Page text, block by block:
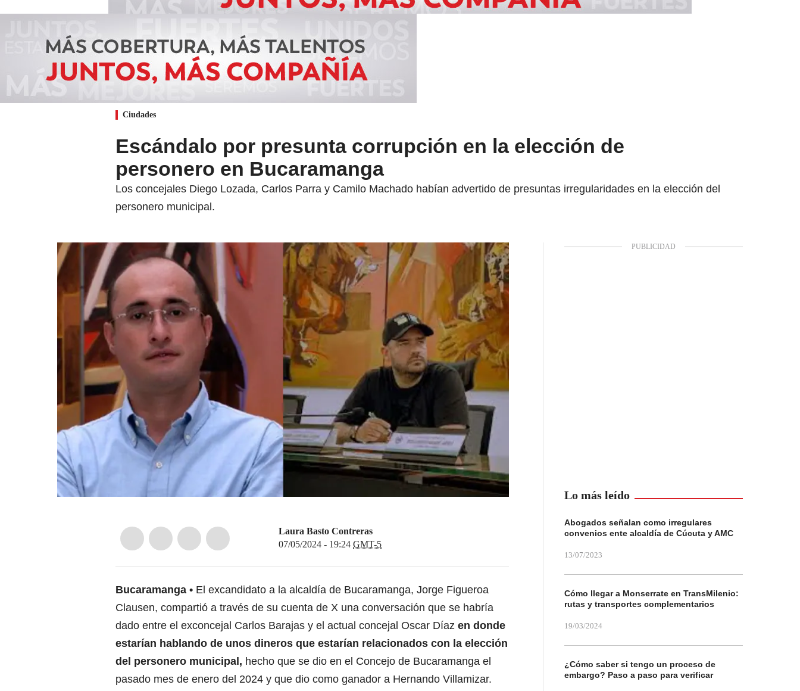
Ciudades
Escándalo por presunta corrupción en la elección de
personero en Bucaramanga
Los concejales Diego Lozada, Carlos Parra y Camilo Machado habían advertido de presuntas irregularidades en la elección del
personero municipal.
Laura Basto Contreras
07/05/2024 - 19:24 GMT-5
Bucaramanga
El excandidato a la alcaldía de Bucaramanga, Jorge Figueroa
Clausen, compartió a través de su cuenta de X una conversación que se habría
dado entre el exconcejal Carlos Barajas y el actual concejal Oscar Díaz en donde
estarían hablando de unos dineros que estarían relacionados con la elección
del personero municipal, hecho que se dio en el Concejo de Bucaramanga el
pasado mes de enero del 2024 y que dio como ganador a Hernando Villamizar.
Lo más leído
Abogados señalan como irregulares
convenios ente alcaldía de Cúcuta y AMC
13/07/2023
Cómo llegar a Monserrate en TransMilenio:
rutas y transportes complementarios
19/03/2024
¿Cómo saber si tengo un proceso de
embargo? Paso a paso para verificar